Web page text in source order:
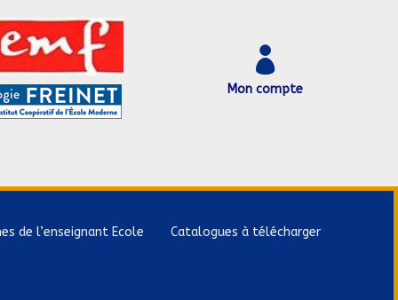

Mon compte
de l’enseignant Ecole Catalogues à télécharger